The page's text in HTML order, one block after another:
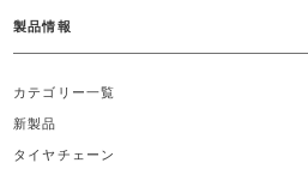
製品情報
カテゴリー一覧
新製品
タイヤチェーン